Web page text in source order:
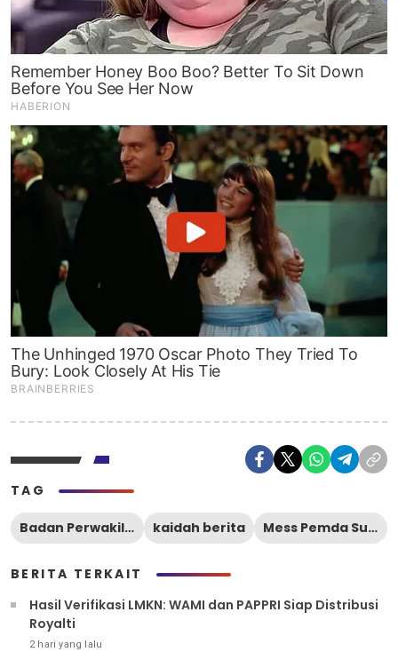
TAG
Badan Perwakilan Pemprov Sulteng kaidah berita Mess Pemda Sulteng
BERITA TERKAIT
Hasil Verifikasi LMKN: WAMI dan PAPPRI Siap Distribusi
Royalti
2 hari yang lalu